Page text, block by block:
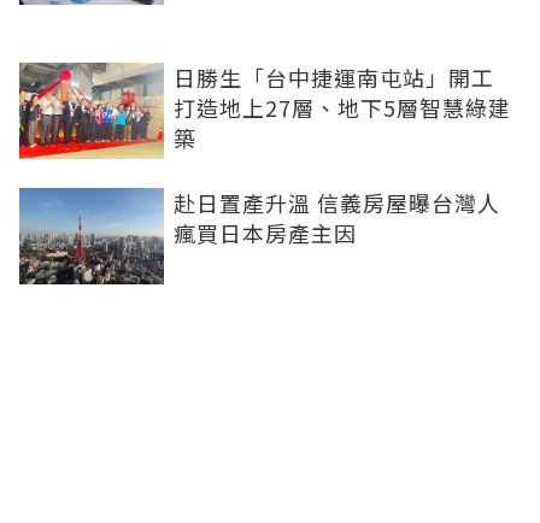
日勝生「台中捷運南屯站」開工
打造地上27層、地下5層智慧綠建
築
赴日置產升溫 信義房屋曝台灣人
瘋買日本房產主因